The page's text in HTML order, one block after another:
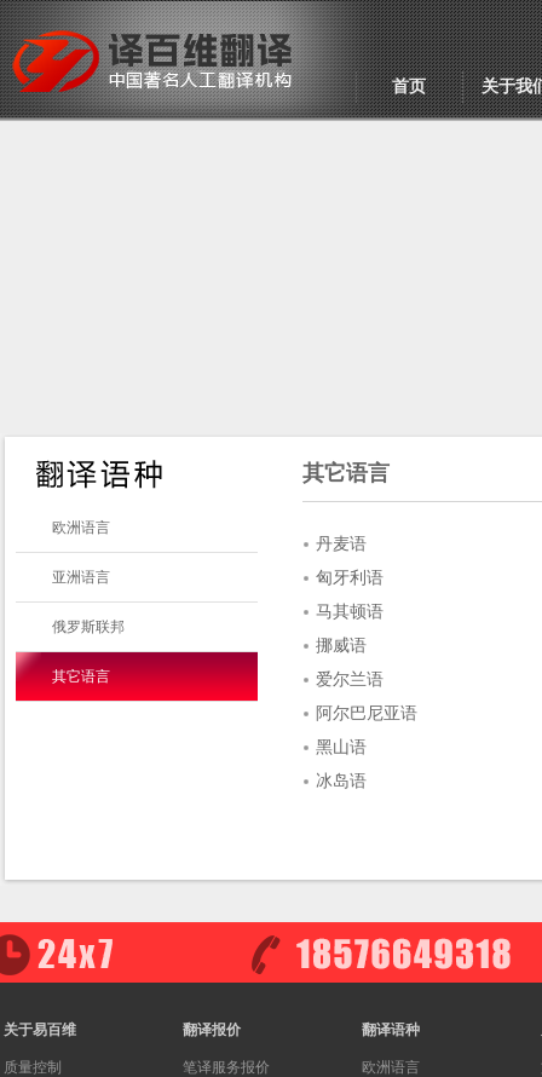
首页 关于我
欧洲语言
亚洲语言
俄罗斯联邦
其它语言
其它语言
丹麦语
匈牙利语
马其顿语
挪威语
爱尔兰语
阿尔巴尼亚语
黑山语
冰岛语
关于易百维
质量控制
翻译报价
笔译服务报价
翻译语种
欧洲语言